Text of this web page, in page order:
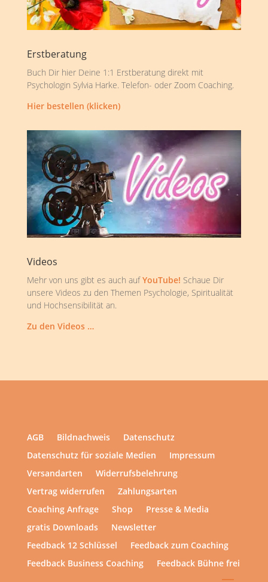
Erstberatung
Buch Dir hier Deine 1:1 Erstberatung direkt mit
Psychologin Sylvia Harke. Telefon- oder Zoom Coaching.
Hier bestellen (klicken)
Videos
Mehr von uns gibt es auch aufYouTube! Schaue Dir
unsere Videos zu den Themen Psychologie, Spiritualität
und Hochsensibilität an.
Zu den Videos …
AGB Bildnachweis
Datenschutz
Datenschutz für soziale Medien
Impressum
Versandarten
Widerrufsbelehrung
Vertrag widerrufen
Zahlungsarten
Coaching Anfrage
Shop
Presse & Media
gratis Downloads
Newsletter
Feedback 12 Schlüssel
Feedback zum Coaching
Feedback Business Coaching
Feedback Bühne frei